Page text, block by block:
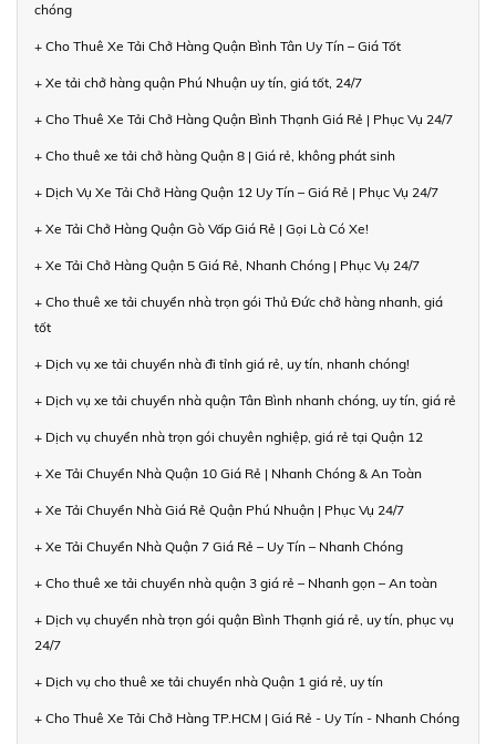
chóng
+ Cho Thuê Xe Tải Chở Hàng Quận Bình Tân Uy Tín – Giá Tốt
+ Xe tải chở hàng quận Phú Nhuận uy tín, giá tốt, 24/7
+ Cho Thuê Xe Tải Chở Hàng Quận Bình Thạnh Giá Rẻ | Phục Vụ 24/7
+ Cho thuê xe tải chở hàng Quận 8 | Giá rẻ, không phát sinh
+ Dịch Vụ Xe Tải Chở Hàng Quận 12 Uy Tín – Giá Rẻ | Phục Vụ 24/7
+ Xe Tải Chở Hàng Quận Gò Vấp Giá Rẻ | Gọi Là Có Xe!
+ Xe Tải Chở Hàng Quận 5 Giá Rẻ, Nhanh Chóng | Phục Vụ 24/7
+ Cho thuê xe tải chuyển nhà trọn gói Thủ Đức chở hàng nhanh, giá
tốt
+ Dịch vụ xe tải chuyển nhà đi tỉnh giá rẻ, uy tín, nhanh chóng!
+ Dịch vụ xe tải chuyển nhà quận Tân Bình nhanh chóng, uy tín, giá rẻ
+ Dịch vụ chuyển nhà trọn gói chuyên nghiệp, giá rẻ tại Quận 12
+ Xe Tải Chuyển Nhà Quận 10 Giá Rẻ | Nhanh Chóng & An Toàn
+ Xe Tải Chuyển Nhà Giá Rẻ Quận Phú Nhuận | Phục Vụ 24/7
+ Xe Tải Chuyển Nhà Quận 7 Giá Rẻ – Uy Tín – Nhanh Chóng
+ Cho thuê xe tải chuyển nhà quận 3 giá rẻ – Nhanh gọn – An toàn
+ Dịch vụ chuyển nhà trọn gói quận Bình Thạnh giá rẻ, uy tín, phục vụ
24/7
+ Dịch vụ cho thuê xe tải chuyển nhà Quận 1 giá rẻ, uy tín
+ Cho Thuê Xe Tải Chở Hàng TP.HCM | Giá Rẻ - Uy Tín - Nhanh Chóng